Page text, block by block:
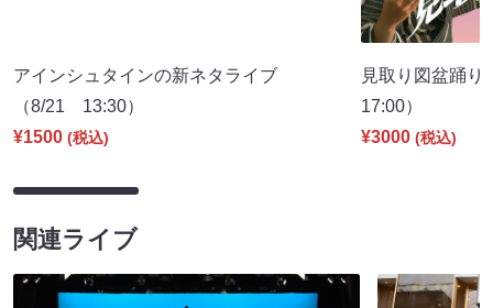
アインシュタインの新ネタライブ
（8/21 13:30）
¥1500 (税込)
見取り図盆踊
17:00）
¥3000 (税込)
関連ライブ